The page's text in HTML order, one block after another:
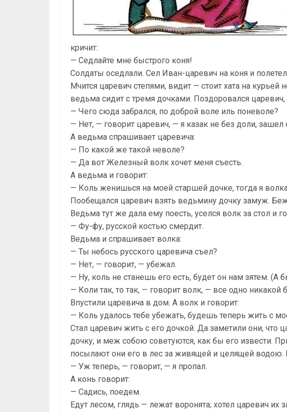
кричит:
— Седлайте мне быстрого коня!
Солдаты оседлали. Сел Иван-царевич на коня и
Мчится царевич степями, видит — стоит хата на
ведьма сидит с тремя дочками. Поздоровался
— Чего сюда забрался, по доброй воле иль поневоле?
— Нет, — говорит царевич, — я казак не без доли,
А ведьма спрашивает царевича:
— По какой же такой неволе?
— Да вот Железный волк хочет меня съесть.
А ведьма и говорит:
— Коль женишься на моей старшей дочке, тогда я
Пообещался царевич взять ведьмину дочку замуж.
Ведьма тут же дала ему поесть, уселся волк за стол и
— Фу-фу, русской костью смердит.
Ведьма и спрашивает волка:
— Ты небось русского царевича съел?
— Нет, — говорит, — убежал.
— Ну, коль не станешь его есть, будет он нам зятем.
— Коли так, то так, — говорит волк, — все одно никакой
Впустили царевича в дом. А волк и говорит:
— Коль удалось тебе убежать, будешь теперь жить с
Стал царевич жить с его дочкой. Да заметили они, что
дочку, и меж собою советуются, как бы его извести.
посылают они его в лес за живящей и целящей водою.
— Уж теперь, — говорит, — я пропал.
А конь говорит:
— Садись, поедем.
Едут лесом, глядь — лежат воронята; хотел царевич их